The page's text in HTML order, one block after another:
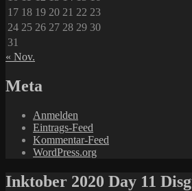
17 18 19 20 21 22 23
24 25 26 27 28 29 30
31
« Nov.
Meta
Anmelden
Eintrags-Feed
Kommentar-Feed
WordPress.org
Inktober 2020 Day 11